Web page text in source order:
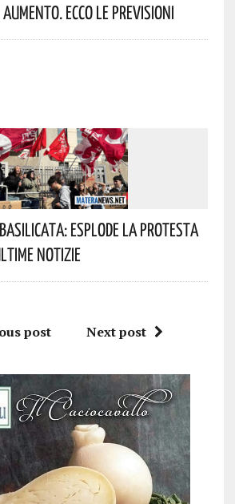
Ecco Le Previsioni
Esplode La Protesta
Notizie
post Next post